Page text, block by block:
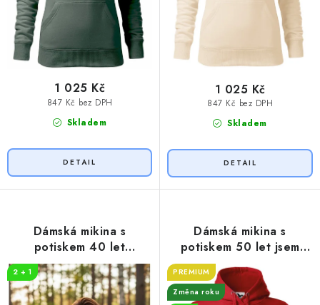
Skladem
847 Kč bez DPH
1 025 Kč
Skladem
847 Kč bez DPH
1 025 Kč
Dámská mikina s
potiskem 40 let
myslivost
2 + 1
Dámská mikina s
potiskem 50 let jsem
královna
PREMIUM
Změna roku